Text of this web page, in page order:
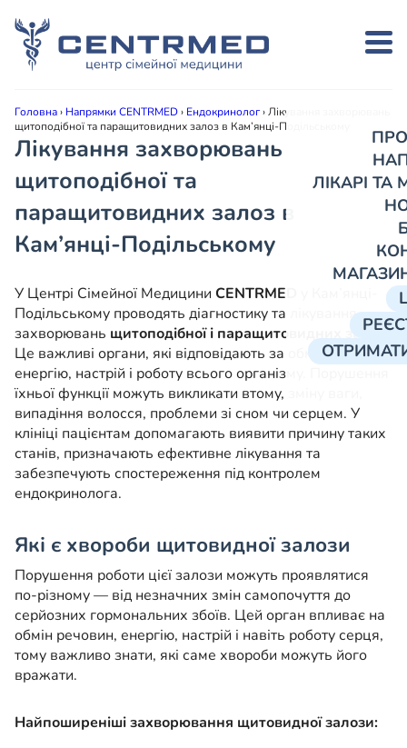
ЛІКАРІ
Головна› Напрямки CENTRMED› Ендокринолог›Лікування захворювань
щитоподібної та паращитовидних залоз в Кам’янці-Подільському
Лікування захворювань
щитоподібної та
паращитовидних залоз в
Кам’янці-Подільському
У Центрі Сімейної Медицини CENTRMED
Подільському проводять діагностику та лікування
захворювань щитоподібної і паращитовидних залоз.
Це важливі органи, які відповідають за обмін речовин,
енергію, настрій і роботу всього організму. Порушення
їхньої функції можуть викликати втому, зміну ваги,
випадіння волосся, проблеми зі сном чи серцем. У
клініці пацієнтам допомагають виявити причину таких
станів, призначають ефективне лікування та
забезпечують спостереження під контролем
ендокринолога.
Які є хвороби щитовидної залози
Порушення роботи цієї залози можуть проявлятися
по-різному — від незначних змін самопочуття до
серйозних гормональних збоїв. Цей орган впливає на
обмін речовин, енергію, настрій і навіть роботу серця,
тому важливо знати, які саме хвороби можуть його
вражати.
Найпоширеніші захворювання щитовидної залози: